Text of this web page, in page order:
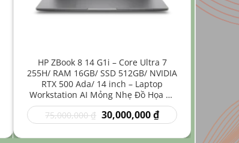
HP ZBook 8 14 G1i – Core Ultra 7
255H/ RAM 16GB/ SSD 512GB/ NVIDIA
RTX 500 Ada/ 14 inch – Laptop
Workstation AI Mỏng Nhẹ Đồ Họa Kỹ
Thuật
75,000,000₫ Giá
gốc
75,000,000 ₫.
30,000,000₫Giá
hiện
là: